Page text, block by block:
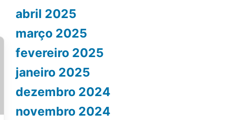
abril 2025
março 2025
fevereiro 2025
janeiro 2025
dezembro 2024
novembro 2024